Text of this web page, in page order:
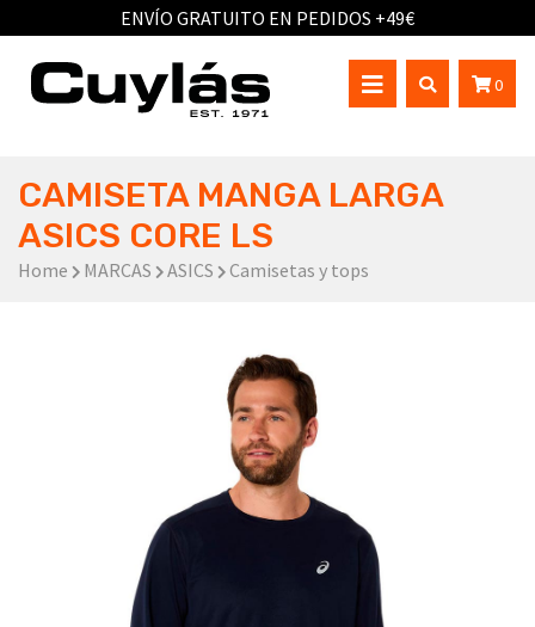
ENVÍO GRATUITO EN PEDIDOS +49€
0
CAMISETA MANGA LARGA
ASICS CORE LS
Home MARCAS ASICS Camisetas y tops